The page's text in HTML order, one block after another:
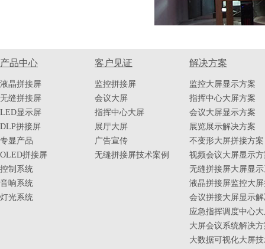
产品中心
液晶拼接屏
无缝拼接屏
LED显示屏
DLP拼接屏
专显产品
OLED拼接屏
控制系统
音响系统
灯光系统
客户见证
监控拼接屏
会议大屏
指挥中心大屏
展厅大屏
广告宣传
无缝拼接屏技术案例
解决方案
监控大屏显示方案
指挥中心大屏方案
会议大屏显示方案
展览展示解决方案
不变形大屏拼接方案
视频会议大屏显示
无缝拼接屏大屏显
液晶拼接屏监控大
会议拼接大屏显示
应急指挥调度中心
大屏会议系统解决
大数据可视化大屏